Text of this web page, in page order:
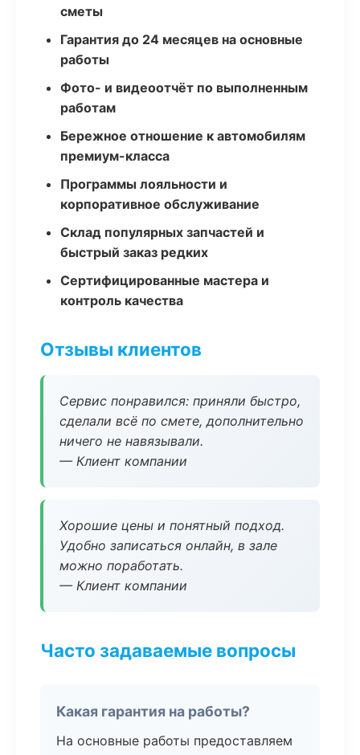
сметы
Гарантия до 24 месяцев на основные
работы
Фото- и видеоотчёт по выполненным
работам
Бережное отношение к автомобилям
премиум-класса
Программы лояльности и
корпоративное обслуживание
Склад популярных запчастей и
быстрый заказ редких
Сертифицированные мастера и
контроль качества
Отзывы клиентов
Сервис понравился: приняли быстро,
сделали всё по смете, дополнительно
ничего не навязывали.
— Клиент компании
Хорошие цены и понятный подход.
Удобно записаться онлайн, в зале
можно поработать.
— Клиент компании
Часто задаваемые вопросы
Какая гарантия на работы?
На основные работы предоставляем